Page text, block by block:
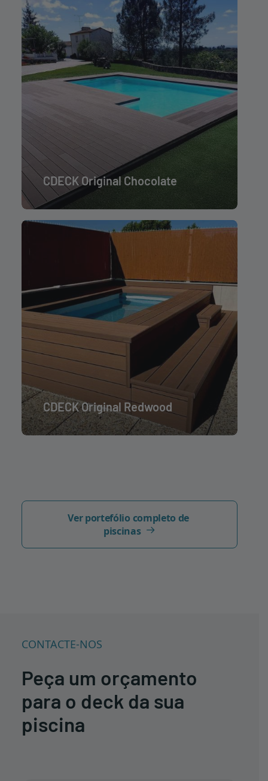
CDECK Original Chocolate
CDECK Original Redwood
Ver portefólio completo de
piscinas
CONTACTE-NOS
Peça um orçamento
para o deck da sua
piscina